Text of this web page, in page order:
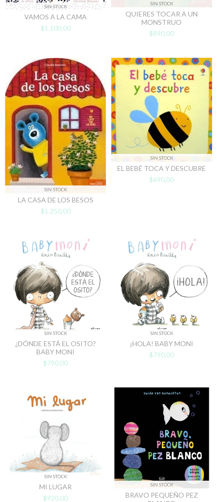
SIN STOCK
VAMOS A LA CAMA
$1.100,00
SIN STOCK
QUIERES TOCAR A UN
MONSTRUO
$890,00
SIN STOCK
LA CASA DE LOS BESOS
$1.250,00
SIN STOCK
EL BEBÉ TOCA Y DESCUBRE
$690,00
SIN STOCK
¿DÓNDE ESTÁ EL OSITO?
BABY MONI
$790,00
SIN STOCK
¡HOLA! BABY MONI
$790,00
SIN STOCK
MI LUGAR
$920,00
SIN STOCK
BRAVO PEQUEÑO PEZ